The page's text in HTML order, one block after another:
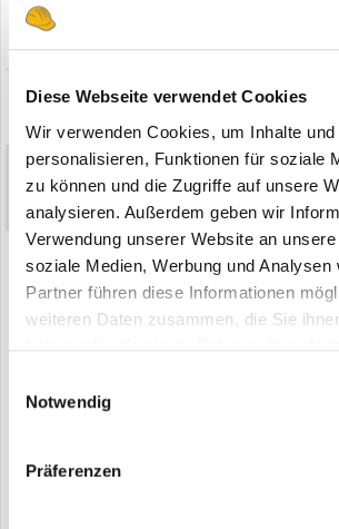
Diese Webseite verwendet Cookies
Wir verwenden Cookies, um Inhalte
personalisieren, Funktionen für soziale
zu können und die Zugriffe auf unsere
analysieren. Außerdem geben wir
Verwendung unserer Website an
soziale Medien, Werbung und Analysen
Partner führen diese Informationen
weiteren Daten zusammen, die Sie
Notwendig
Präferenzen
1 month later...
16.897
Geschrieben29. Juli 2021
Scania S500 der Carsten Siemers Transport KG: